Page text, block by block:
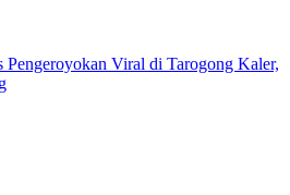
Pengeroyokan Viral di Tarogong Kaler,